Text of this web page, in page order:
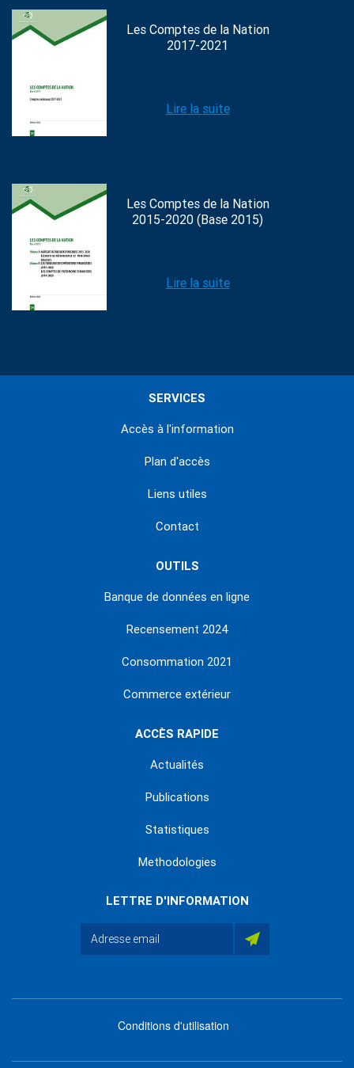
Les Comptes de la Nation
2017-2021
Lire la suite
Les Comptes de la Nation
2015-2020 (Base 2015)
Lire la suite
SERVICES
Accès à l'information
Plan d'accès
Liens utiles
Contact
OUTILS
Banque de données en ligne
Recensement 2024
Consommation 2021
Commerce extérieur
ACCÈS RAPIDE
Actualités
Publications
Statistiques
Methodologies
LETTRE D'INFORMATION
Conditions d'utilisation